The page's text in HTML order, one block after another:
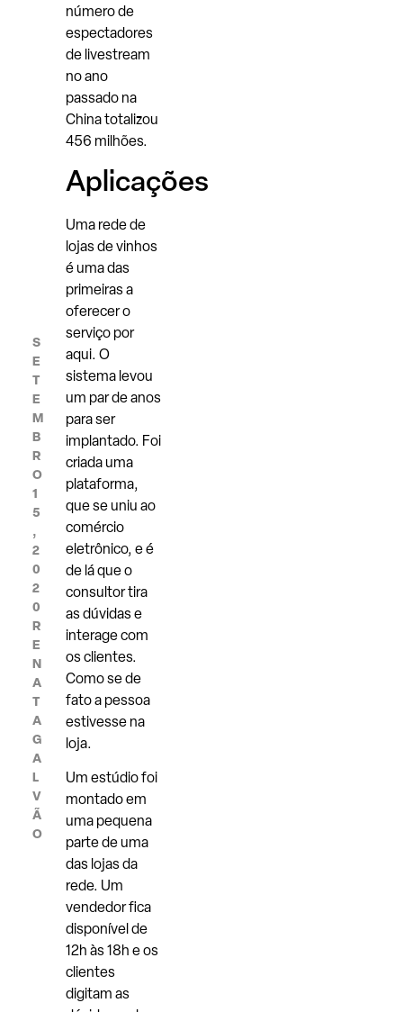
S
E
T
E
M
B
R
O
1
5
,
2
0
2
0
R
E
N
A
T
A
G
A
L
V
Ã
O
número de
espectadores
de livestream
no ano
passado na
China totalizou
456 milhões.
Aplicações
Uma rede de
lojas de vinhos
é uma das
primeiras a
oferecer o
serviço por
aqui. O
sistema levou
um par de anos
para ser
implantado. Foi
criada uma
plataforma,
que se uniu ao
comércio
eletrônico, e é
de lá que o
consultor tira
as dúvidas e
interage com
os clientes.
Como se de
fato a pessoa
estivesse na
loja.
Um estúdio foi
montado em
uma pequena
parte de uma
das lojas da
rede. Um
vendedor fica
disponível de
12h às 18h e os
clientes
digitam as